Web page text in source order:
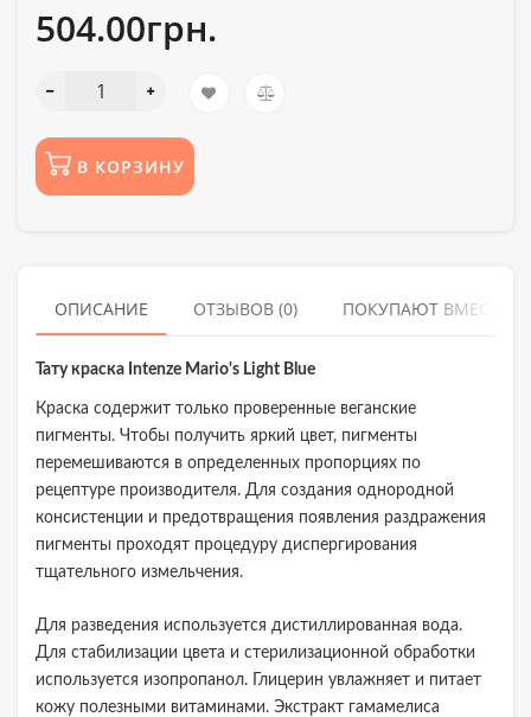
504.00грн.
В КОРЗИНУ
ОПИСАНИЕ ОТЗЫВОВ (0) ПОКУПАЮТ ВМЕСТЕ
Тату краска Intenze Mario's Light Blue
Краска содержит только проверенные веганские
пигменты. Чтобы получить яркий цвет, пигменты
перемешиваются в определенных пропорциях по
рецептуре производителя. Для создания однородной
консистенции и предотвращения появления раздражения
пигменты проходят процедуру диспергирования
тщательного измельчения.
Для разведения используется дистиллированная вода.
Для стабилизации цвета и стерилизационной обработки
используется изопропанол. Глицерин увлажняет и питает
кожу полезными витаминами. Экстракт гамамелиса